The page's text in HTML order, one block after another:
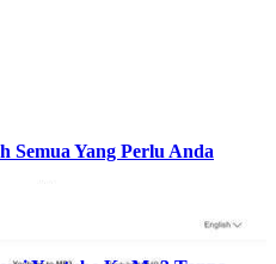
Semua Yang Perlu Anda